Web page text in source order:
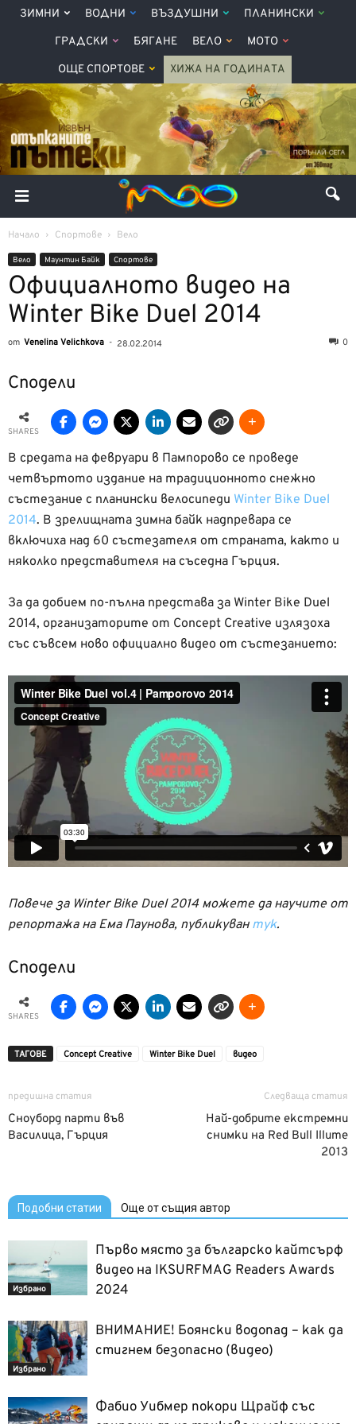
ЗИМНИ ВОДНИ ВЪЗДУШНИ ПЛАНИНСКИ
ГРАДСКИ БЯГАНЕ ВЕЛО МОТО
ОЩЕ СПОРТОВЕ ХИЖА НА ГОДИНАТА
Начало Спортове Вело
Вело Маунтин Байк Спортове
Официалното видео на
Winter Bike Duel 2014
от Venelina Velichkova - 28.02.2014 0
Сподели
SHARES
В средата на февруари в Пампорово се проведе
четвъртото издание на традиционното снежно
състезание с планински велосипеди Winter Bike Duel
2014. В зрелищната зимна байк надпревара се
включиха над 60 състезателя от страната, както и
няколко представителя на съседна Гърция.
За да добием по-пълна представа за Winter Bike Duel
2014, организаторите от Concept Creative излязоха
със съвсем ново официално видео от състезанието:
Повече за Winter Bike Duel 2014 можете да научите от
репортажа на Ема Паунова, публикуван тук.
Сподели
SHARES
ТАГОВЕ Concept Creative Winter Bike Duel видео
предишна статия
Сноуборд парти във
Василица, Гърция
Следваща статия
Най-добрите екстремни
снимки на Red Bull Illume
2013
Подобни статии Още от същия автор
Избрано
Първо място за българско кайтсърф
видео на IKSURFMAG Readers Awards
2024
Избрано
ВНИМАНИЕ! Боянски водопад – как да
стигнем безопасно (видео)
Фабио Уибмер покори Щрайф със